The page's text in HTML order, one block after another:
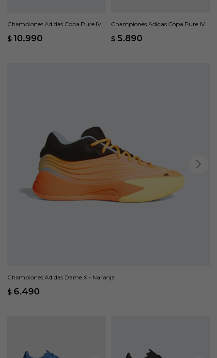
Championes Adidas Copa Pure IV
$ 10.990
Championes Adidas Copa Pure IV
$ 5.890
Championes Adidas Dame X - Naranja
$ 6.490